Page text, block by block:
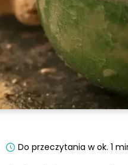
Do przeczytania w ok. 1